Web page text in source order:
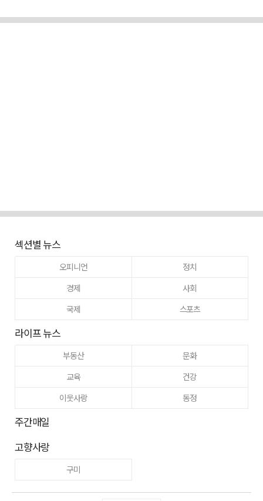
섹션별 뉴스
오피니언
정치
경제
사회
국제
스포츠
라이프 뉴스
부동산
문화
교육
건강
이웃사랑
동정
주간매일
고향사랑
구미